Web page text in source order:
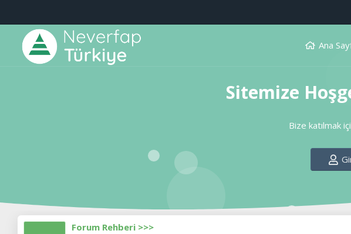
Ana
Sitemize
Bize katılmak
Forum Rehberi >>>